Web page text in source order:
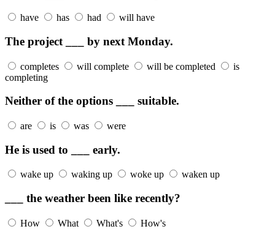
have has had will have
The project ___ by next Monday.
completes will complete will be completed
is
completing
Neither of the options ___ suitable.
are is was were
He is used to ___ early.
wake up waking up woke up waken up
___ the weather been like recently?
How What What's How's